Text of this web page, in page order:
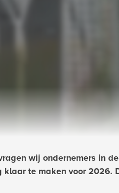
wij ondernemers in
klaar te maken voor 2026.